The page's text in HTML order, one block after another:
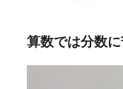
算数では分数